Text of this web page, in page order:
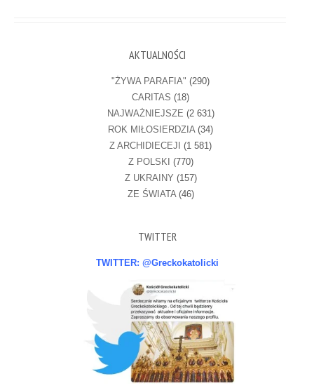
AKTUALNOŚCI
"ŻYWA PARAFIA" (290)
CARITAS (18)
NAJWAŻNIEJSZE (2 631)
ROK MIŁOSIERDZIA(34)
Z ARCHIDIECEJI (1 581)
Z POLSKI (770)
Z UKRAINY (157)
ZE ŚWIATA(46)
TWITTER
TWITTER: @Greckokatolicki